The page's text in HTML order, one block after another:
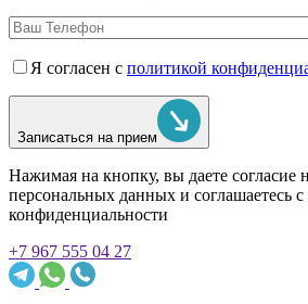
Я согласен с политикой
Записаться на прием
Нажимая на кнопку, вы даете согласие
персональных данных и соглашаетесь
конфиденциальности
+7 967 555 04 27